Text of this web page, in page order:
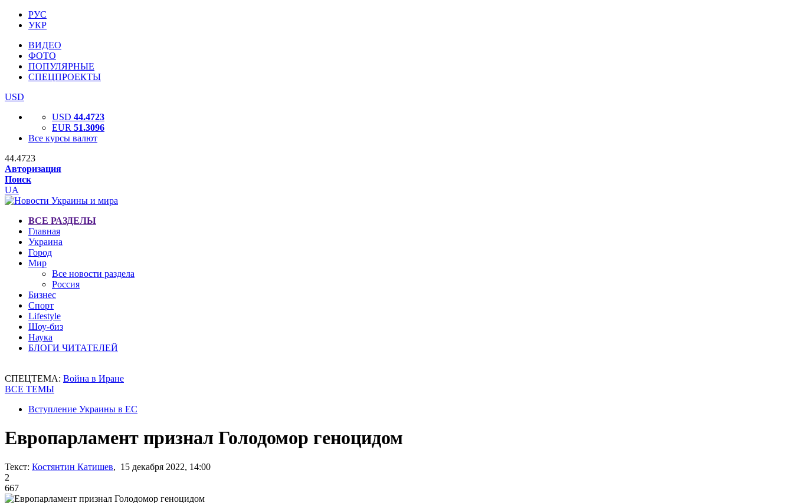
РУС
УКР
ВИДЕО
ФОТО
ПОПУЛЯРНЫЕ
СПЕЦПРОЕКТЫ
USD
USD 44.4723
EUR 51.3096
Все курсы валют
44.4723
Авторизация
Поиск
UA
ВСЕ РАЗДЕЛЫ
Главная
Украина
Город
Мир
Все новости раздела
Россия
Бизнес
Спорт
Lifestyle
Шоу-биз
Наука
БЛОГИ ЧИТАТЕЛЕЙ
СПЕЦТЕМА: Война в Иране
ВСЕ ТЕМЫ
Вступление Украины в ЕС
Европарламент признал Голодомор геноцидом
Текст: Костянтин Катишев, 15 декабря 2022, 14:00
2
667